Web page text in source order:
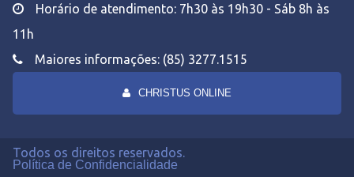
Horário de atendimento: 7h30 às 19h30 - Sáb 8h às
11h
Maiores informações: (85) 3277.1515
CHRISTUS ONLINE
Todos os direitos reservados.
Política de Confidencialidade